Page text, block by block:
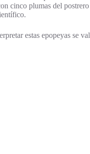
cinco plumas del
estas epopeyas se